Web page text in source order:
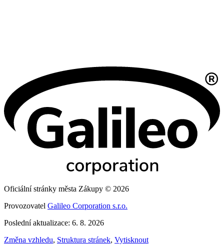
Oficiální stránky města Zákupy © 2026
Provozovatel Galileo Corporation s.r.o.
Poslední aktualizace: 6. 8. 2026
Změna vzhledu, Struktura stránek, Vytisknout